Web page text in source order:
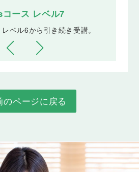
当然～のはすだ」「～に違い
を表す表現を使えるようにな
定文
」「～ではないに違いない」
ース レベル7
ベル6から引き続き受講。
のページに戻る